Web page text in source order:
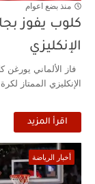
منذ بضع اعوام
كلوب يفوز
الإنكليزي
فاز الألماني
الإنكليزي الممتاز
اقرأ المزيد
أخبار الرياضة